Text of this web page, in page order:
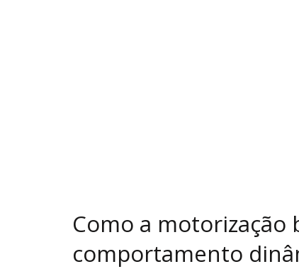
Como a motorização
comportamento